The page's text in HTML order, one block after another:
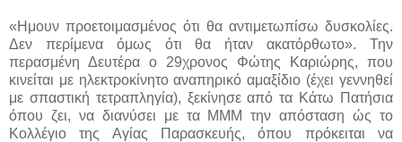
«Ημουν προετοιμασμένος ότι θα αντιμετωπίσω δυσκολίες.
Δεν περίμενα όμως ότι θα ήταν ακατόρθωτο». Την
περασμένη Δευτέρα ο 29χρονος Φώτης Καριώρης, που
κινείται με ηλεκτροκίνητο αναπηρικό αμαξίδιο (έχει γεννηθεί
με σπαστική τετραπληγία), ξεκίνησε από τα Κάτω Πατήσια
όπου ζει, να διανύσει με τα ΜΜΜ την απόσταση ώς το
Κολλέγιο της Αγίας Παρασκευής, όπου πρόκειται να